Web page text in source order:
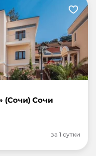
(Сочи) Сочи
за 1 сутки